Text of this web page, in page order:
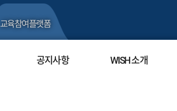
교육참여플랫폼
공지사항 WISH 소개